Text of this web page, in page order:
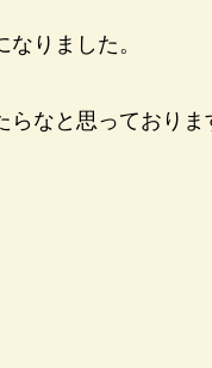
りました。
らなと思っておりま